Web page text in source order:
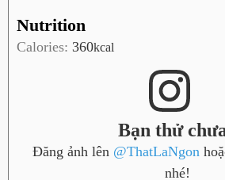
Nutrition
Calories: 360kcal
Bạn thử
Đăng ảnh lên @ThatLaNgon
nhé!